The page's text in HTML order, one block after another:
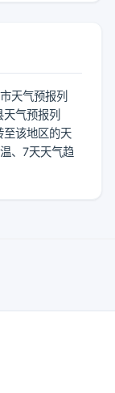
天气预报列
气预报列
至该地区的天
、7天天气趋